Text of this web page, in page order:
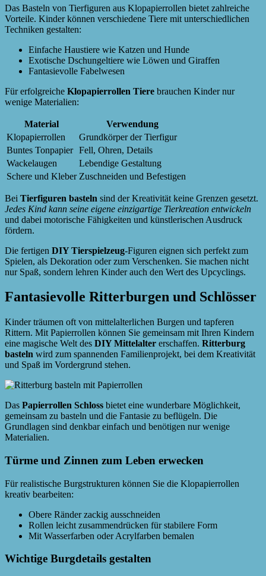
Das Basteln von Tierfiguren aus Klopapierrollen bietet zahlreiche
Vorteile. Kinder können verschiedene Tiere mit unterschiedlichen
Techniken gestalten:
Einfache Haustiere wie Katzen und Hunde
Exotische Dschungeltiere wie Löwen und Giraffen
Fantasievolle Fabelwesen
Für erfolgreiche Klopapierrollen Tiere brauchen Kinder nur
wenige Materialien:
Material
Verwendung
Klopapierrollen
Grundkörper der Tierfigur
Buntes Tonpapier Fell, Ohren, Details
Wackelaugen
Lebendige Gestaltung
Schere und Kleber Zuschneiden und Befestigen
Bei Tierfiguren basteln sind der Kreativität keine Grenzen gesetzt.
Jedes Kind kann seine eigene einzigartige Tierkreation entwickeln
und dabei motorische Fähigkeiten und künstlerischen Ausdruck
fördern.
Die fertigen DIY Tierspielzeug-Figuren eignen sich perfekt zum
Spielen, als Dekoration oder zum Verschenken. Sie machen nicht
nur Spaß, sondern lehren Kinder auch den Wert des Upcyclings.
Fantasievolle Ritterburgen und Schlösser
Kinder träumen oft von mittelalterlichen Burgen und tapferen
Rittern. Mit Papierrollen können Sie gemeinsam mit Ihren Kindern
eine magische Welt des DIY Mittelalter erschaffen. Ritterburg
basteln wird zum spannenden Familienprojekt, bei dem Kreativität
und Spaß im Vordergrund stehen.
Das Papierrollen Schloss bietet eine wunderbare Möglichkeit,
gemeinsam zu basteln und die Fantasie zu beflügeln. Die
Grundlagen sind denkbar einfach und benötigen nur wenige
Materialien.
Türme und Zinnen zum Leben erwecken
Für realistische Burgstrukturen können Sie die Klopapierrollen
kreativ bearbeiten:
Obere Ränder zackig ausschneiden
Rollen leicht zusammendrücken für stabilere Form
Mit Wasserfarben oder Acrylfarben bemalen
Wichtige Burgdetails gestalten